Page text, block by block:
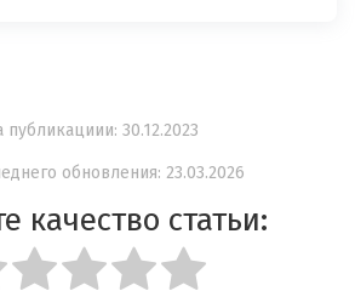
публикациии: 30.12.2023
обновления: 23.03.2026
качество статьи: